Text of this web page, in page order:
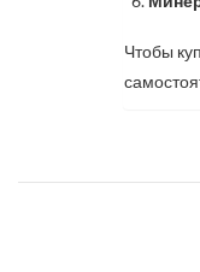
Чтобы